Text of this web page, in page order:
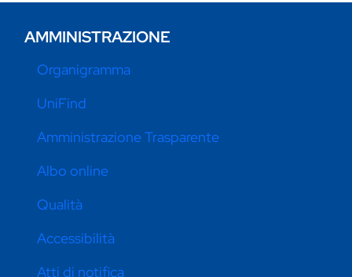
AMMINISTRAZIONE
Organigramma
UniFind
Amministrazione Trasparente
Albo online
Qualità
Accessibilità
Atti di notifica